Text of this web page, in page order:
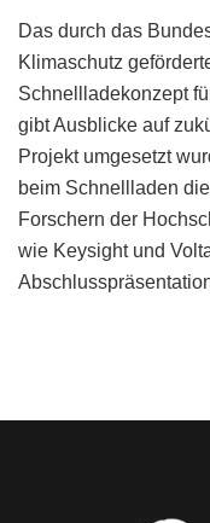
Das durch das
Klimaschutz
Schnellladekonzept
gibt Ausblicke auf
Projekt umgesetzt
beim Schnellladen
Forschern der
wie Keysight und